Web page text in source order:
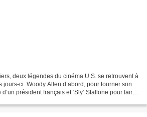
deux légendes du cinéma U.S. se retrouvent à
jours-ci. Woody Allen d’abord, pour tourner son
président français et ‘Sly’ Stallone pour faire